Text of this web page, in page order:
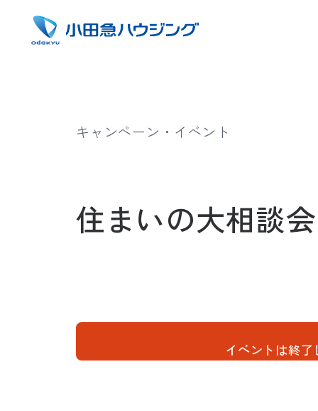
キャンペーン・イベント
住まいの大相談
イベントは終